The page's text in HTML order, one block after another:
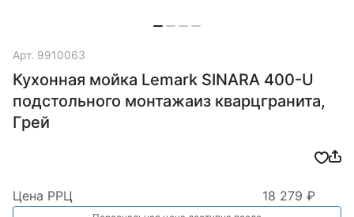
Арт. 9910063
Кухонная мойка Lemark SINARA 400-U
подстольного монтажаиз кварцгранита,
Грей
Цена РРЦ 18 279 ₽